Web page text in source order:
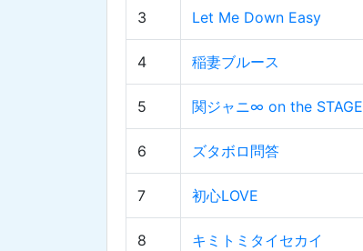
3 Let Me Down Easy
4 稲妻ブルース
5 関ジャニ∞ on the STAGE
6 ズタボロ問答
7 初心LOVE
8 キミトミタイセカイ